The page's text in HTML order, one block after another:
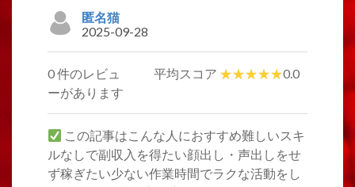
匿名猫
2025-09-28
0 件のレビュ
ーがあります
平均スコア 0.0
この記事はこんな人におすすめ難しいスキ
ルなしで副収入を得たい顔出し・声出しをせ
ず稼ぎたい少ない作業時間でラクな活動をし